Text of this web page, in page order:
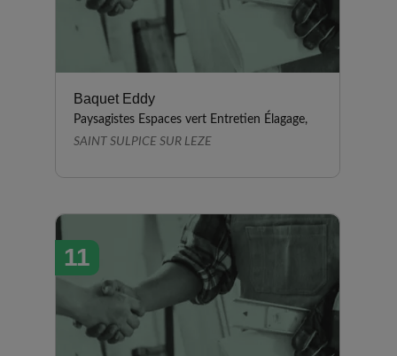
Baquet Eddy
Paysagistes Espaces vert Entretien Élagage,
SAINT SULPICE SUR LEZE
11